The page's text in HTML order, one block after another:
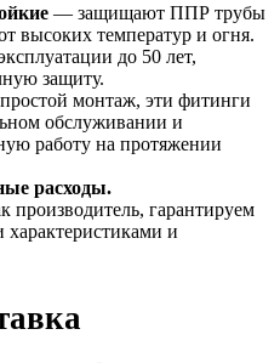
— защищают ППР трубы
высоких температур и огня.
до 50 лет,
защиту.
монтаж, эти фитинги
обслуживании и
работу на протяжении
расходы.
производитель, гарантируем
и